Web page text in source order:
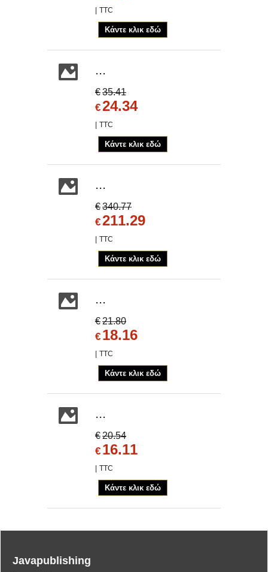
TTC
Κάντε κλικ εδώ
...
€35.41
€24.34
TTC
Κάντε κλικ εδώ
...
€340.77
€211.29
TTC
Κάντε κλικ εδώ
...
€21.80
€ 18.16
TTC
Κάντε κλικ εδώ
...
€20.54
€ 16.11
TTC
Κάντε κλικ εδώ
Javapublishing